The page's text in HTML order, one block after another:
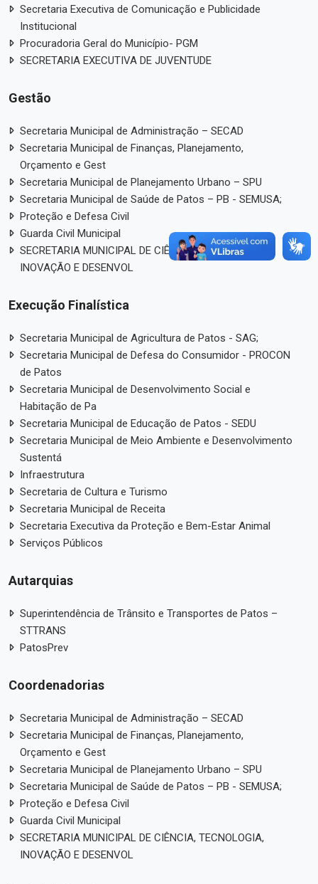
Secretaria Executiva de Comunicação e Publicidade
Institucional
Procuradoria Geral do Município- PGM
SECRETARIA EXECUTIVA DE JUVENTUDE
Gestão
Secretaria Municipal de Administração – SECAD
Secretaria Municipal de Finanças, Planejamento,
Orçamento e Gest
Secretaria Municipal de Planejamento Urbano – SPU
Secretaria Municipal de Saúde de Patos – PB - SEMUSA;
Proteção e Defesa Civil
Guarda Civil Municipal
SECRETARIA MUNICIPAL DE CIÊNCIA, TECNOLOGIA,
INOVAÇÃO E DESENVOL
Execução Finalística
Secretaria Municipal de Agricultura de Patos - SAG;
Secretaria Municipal de Defesa do Consumidor - PROCON
de Patos
Secretaria Municipal de Desenvolvimento Social e
Habitação de Pa
Secretaria Municipal de Educação de Patos - SEDU
Secretaria Municipal de Meio Ambiente e Desenvolvimento
Sustentá
Infraestrutura
Secretaria de Cultura e Turismo
Secretaria Municipal de Receita
Secretaria Executiva da Proteção e Bem-Estar Animal
Serviços Públicos
Autarquias
Superintendência de Trânsito e Transportes de Patos –
STTRANS
PatosPrev
Coordenadorias
Secretaria Municipal de Administração – SECAD
Secretaria Municipal de Finanças, Planejamento,
Orçamento e Gest
Secretaria Municipal de Planejamento Urbano – SPU
Secretaria Municipal de Saúde de Patos – PB - SEMUSA;
Proteção e Defesa Civil
Guarda Civil Municipal
SECRETARIA MUNICIPAL DE CIÊNCIA, TECNOLOGIA,
INOVAÇÃO E DESENVOL